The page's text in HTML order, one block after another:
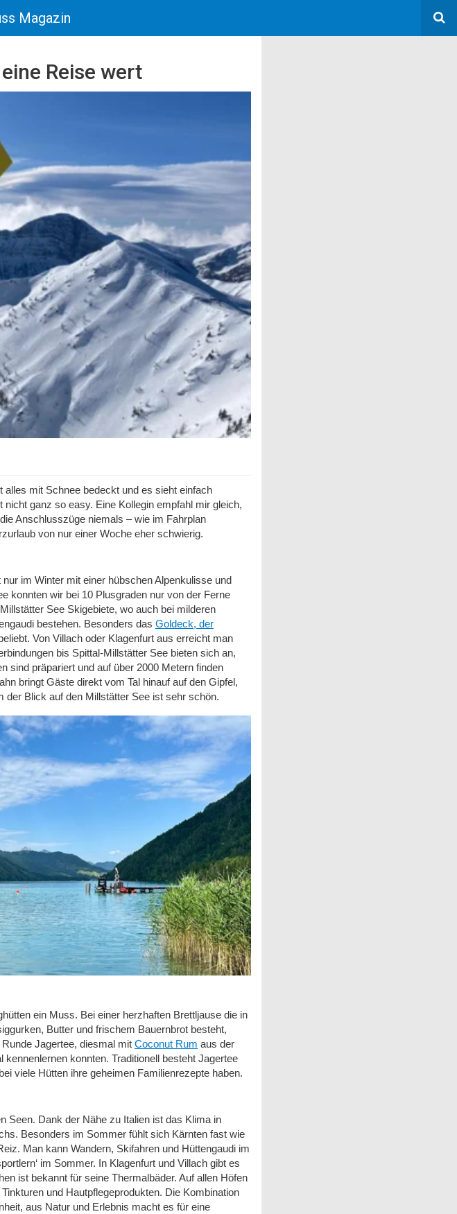
Magazin
Reise wert
mit Schnee bedeckt und es sieht einfach
ganz so easy. Eine Kollegin empfahl mir gleich,
Anschlusszüge niemals – wie im Fahrplan
von nur einer Woche eher schwierig.
im Winter mit einer hübschenAlpenkulisse und
konnten wir bei 10 Plusgraden nur von der Ferne
See Skigebiete, wo auch bei milderen
bestehen. Besonders das Goldeck, der
Von Villach oder Klagenfurt aus erreicht man
bis Spittal-Millstätter See bieten sich an,
sind präpariert und auf über 2000 Metern finden
bringt Gäste direkt vom Tal hinauf auf den Gipfel,
der Blick auf den Millstätter See ist sehr schön.
ein Muss. Bei einer herzhaften Brettljause die in
Butter und frischem Bauernbrot besteht,
Jagertee, diesmal mit Coconut Rum aus der
konnten. Traditionell besteht Jagertee
viele Hütten ihre geheimen Familienrezepte haben.
Seen. Dank der Nähe zu Italien ist das Klima in
Besonders im Sommer fühlt sich Kärnten fast wie
Man kann Wandern, Skifahren und Hüttengaudi im
im Sommer. In Klagenfurt und Villach gibt es
ist bekannt für seine Thermalbäder. Auf allen Höfen
und Hautpflegeprodukten. Die Kombination
aus Natur und Erlebnis macht es für eine